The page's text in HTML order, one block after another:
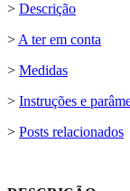
> Descrição
>A ter em conta
> Medidas
> Instruções e
> Posts relacionados